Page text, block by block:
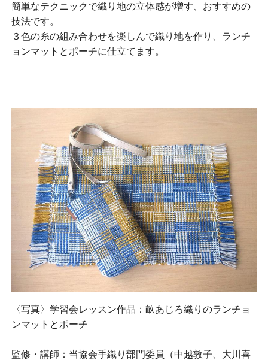
簡単なテクニックで織り地の立体感が増す、おすすめの
技法です。
３色の糸の組み合わせを楽しんで織り地を作り、ランチ
ョンマットとポーチに仕立てます。
〈写真〉学習会レッスン作品：畝あじろ織りのランチョ
ンマットとポーチ
監修・講師：当協会手織り部門委員（中越敦子、大川喜